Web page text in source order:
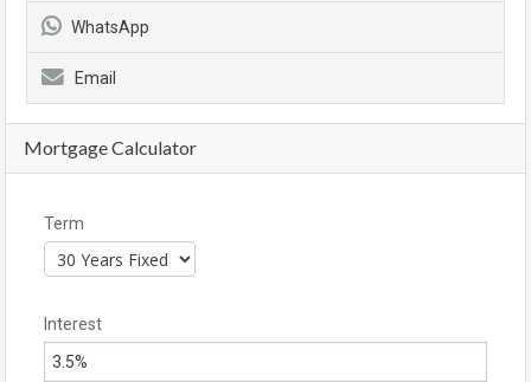
WhatsApp
Email
Mortgage Calculator
Term
Interest